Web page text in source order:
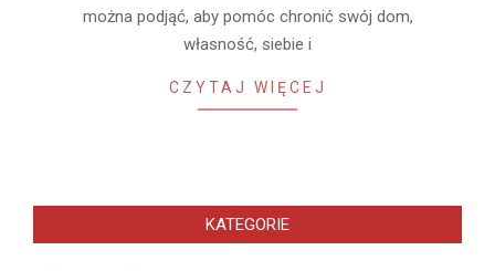
można podjąć, aby pomóc chronić swój dom,
własność, siebie i
CZYTAJ WIĘCEJ
KATEGORIE